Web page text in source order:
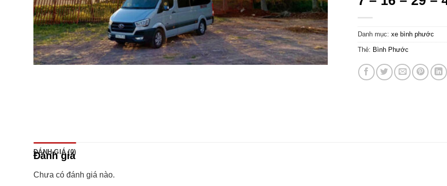
Danh mục: xe bình phước
Thẻ: Bình Phước
ĐÁNH GIÁ (0)
Đánh giá
Chưa có đánh giá nào.